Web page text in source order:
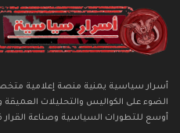
أسرار سياسية يمنية منصة إعلامية
الضوء على الكواليس والتحليلات
أوسع للتطورات السياسية وصناعة القرار